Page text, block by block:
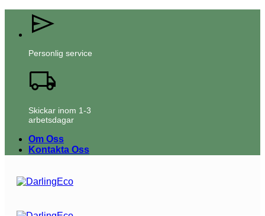
content
Personlig service
Skickar inom 1-3
arbetsdagar
Om Oss
Kontakta Oss